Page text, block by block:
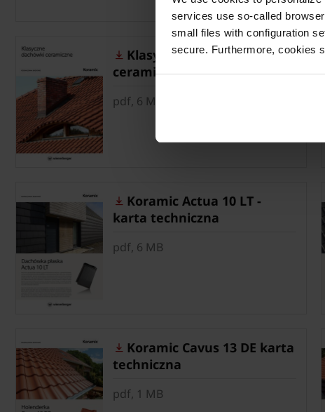
services use so-called
small files with configuration
secure. Furthermore, cookies
Klasyczne dachówki
ceramiczne - minikatalog
pdf, 6 MB
Koramic Actua 10 LT -
karta techniczna
pdf, 6 MB
Koramic Cavus 13 DE karta
techniczna
pdf, 1 MB